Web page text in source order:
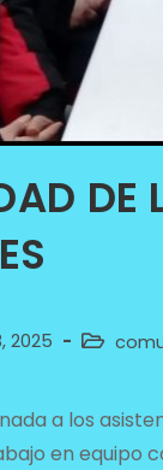
DE
2025
a los
en equipo